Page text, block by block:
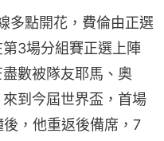
多點開花，費倫由正選
3場分組賽正選上陣
數被隊友耶馬、奧
到今屆世界盃，首場
，他重返後備席，7